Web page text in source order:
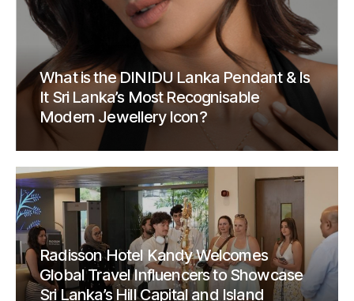
What is the DINIDU Lanka Pendant & Is
It Sri Lanka’s Most Recognisable
Modern Jewellery Icon?
Radisson Hotel Kandy Welcomes
Global Travel Influencers to Showcase
Sri Lanka’s Hill Capital and Island